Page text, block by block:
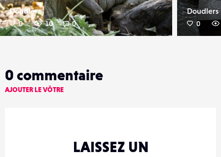
Doudlers
0 10 0
Doudlers
0
0 commentaire
AJOUTER LE VÔTRE
LAISSEZ UN